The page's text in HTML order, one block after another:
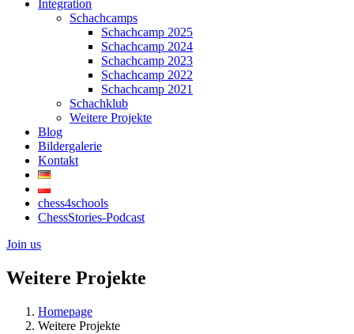
Integration
Schachcamps
Schachcamp 2025
Schachcamp 2024
Schachcamp 2023
Schachcamp 2022
Schachcamp 2021
Schachklub
Weitere Projekte
Blog
Bildergalerie
Kontakt
chess4schools
ChessStories-Podcast
Join us
Weitere Projekte
Homepage
Weitere Projekte